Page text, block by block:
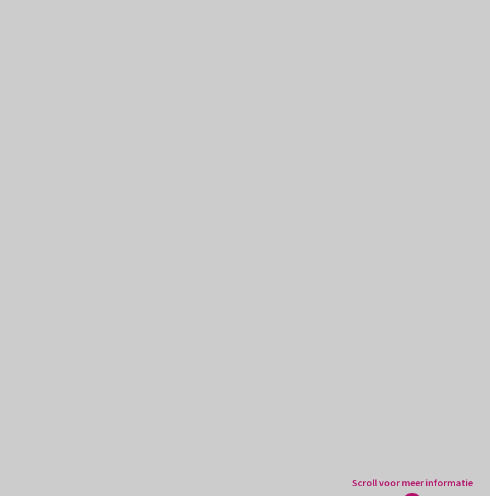
Scroll voor meer informatie